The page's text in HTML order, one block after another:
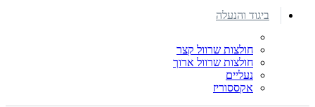
ביגוד והנעלה
חולצות שרוול קצר
חולצות שרוול ארוך
נעליים
אקססוריז